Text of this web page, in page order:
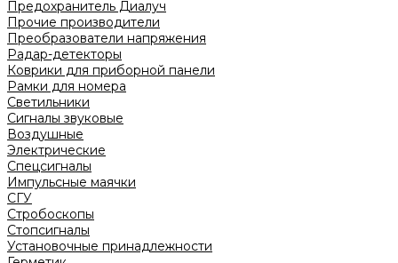
Предохранитель Диалуч
Прочие производители
Преобразователи напряжения
Радар-детекторы
Коврики для приборной панели
Рамки для номера
Светильники
Сигналы звуковые
Воздушные
Электрические
Спецсигналы
Импульсные маячки
СГУ
Стробоскопы
Стопсигналы
Установочные принадлежности